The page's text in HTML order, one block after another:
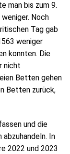
man bis zum 9.
Noch
Tag gab
weniger
konnten. Die
nicht
Betten gehen
Betten zurück,
und die
In
2022 und 2023